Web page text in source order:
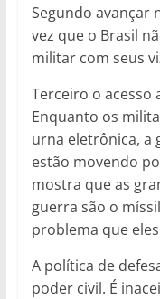
Segundo avançar
vez que o Brasil
militar com seus
Terceiro o acesso
Enquanto os
urna eletrônica, a
estão movendo
mostra que as
guerra são o
problema que
A política de
poder civil. É